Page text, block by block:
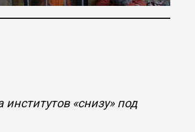
«снизу» под